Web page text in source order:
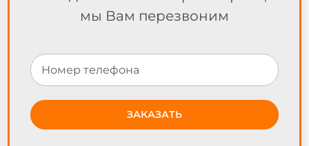
мы Вам перезвоним